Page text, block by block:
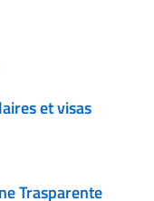
et visas
Trasparente